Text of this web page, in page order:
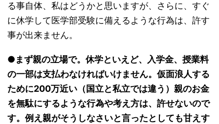
る事自体、私はどうかと思いますが、さらに、すぐ
に休学して医学部受験に備えるような行為は、許す
事が出来ません。
●まず親の立場で。休学といえど、入学金、授業料
の一部は支払わなければいけません。仮面浪人する
ために200万近い（国立と私立では違う）親のお金
を無駄にするような行為や考え方は、許せないので
す。例え親がそうしなさいと言ったとしても甘えす